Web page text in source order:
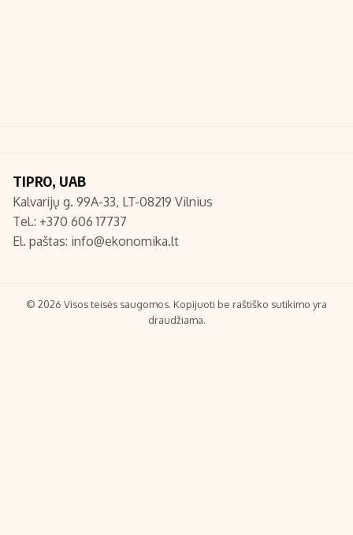
TIPRO, UAB
Kalvarijų g. 99A-33, LT-08219 Vilnius
Tel.: +370 606 17737
El. paštas: info@ekonomika.lt
© 2026 Visos teisės saugomos. Kopijuoti be raštiško sutikimo yra
draudžiama.